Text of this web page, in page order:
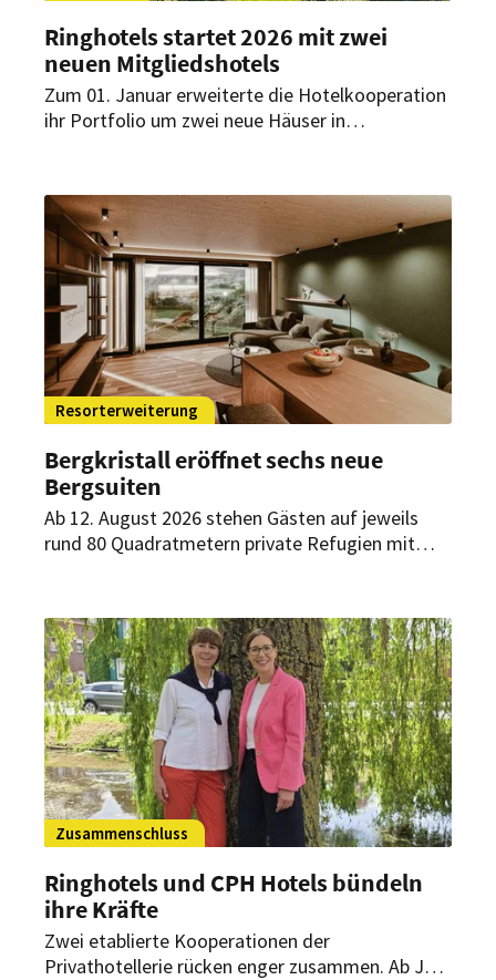
Ringhotels startet 2026 mit zwei
neuen Mitgliedshotels
Zum 01. Januar erweiterte die Hotelkooperation
ihr Portfolio um zwei neue Häuser in
in Rinteln.
Resorterweiterung
Bergkristall eröffnet sechs neue
Bergsuiten
Ab 12. August 2026 stehen Gästen auf jeweils
rund 80 Quadratmetern private Refugien mit
Angebot im Spätsommer ergänzen.
Zusammenschluss
Ringhotels und CPH Hotels bündeln
ihre Kräfte
Zwei etablierte Kooperationen der
Privathotellerie rücken enger zusammen. Ab Juli